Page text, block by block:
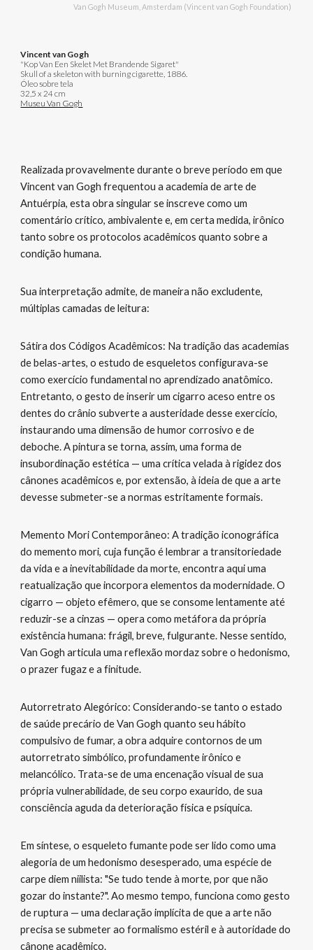
Van Gogh Museum, Amsterdam (Vincent van Gogh Foundation)
Vincent van Gogh
"Kop Van Een Skelet Met Brandende Sigaret"
Skull of a skeleton with burning cigarette, 1886.
Óleo sobre tela
32,5 x 24 cm
Museu Van Gogh
Realizada provavelmente durante o breve período em que
Vincent van Gogh frequentou a academia de arte de
Antuérpia, esta obra singular se inscreve como um
comentário crítico, ambivalente e, em certa medida, irônico
tanto sobre os protocolos acadêmicos quanto sobre a
condição humana.
Sua interpretação admite, de maneira não excludente,
múltiplas camadas de leitura:
Sátira dos Códigos Acadêmicos: Na tradição das academias
de belas-artes, o estudo de esqueletos configurava-se
como exercício fundamental no aprendizado anatômico.
Entretanto, o gesto de inserir um cigarro aceso entre os
dentes do crânio subverte a austeridade desse exercício,
instaurando uma dimensão de humor corrosivo e de
deboche. A pintura se torna, assim, uma forma de
insubordinação estética — uma crítica velada à rigidez dos
cânones acadêmicos e, por extensão, à ideia de que a arte
devesse submeter-se a normas estritamente formais.
Memento Mori Contemporâneo: A tradição iconográfica
do memento mori, cuja função é lembrar a transitoriedade
da vida e a inevitabilidade da morte, encontra aqui uma
reatualização que incorpora elementos da modernidade. O
cigarro — objeto efêmero, que se consome lentamente até
reduzir-se a cinzas — opera como metáfora da própria
existência humana: frágil, breve, fulgurante. Nesse sentido,
Van Gogh articula uma reflexão mordaz sobre o hedonismo,
o prazer fugaz e a finitude.
Autorretrato Alegórico: Considerando-se tanto o estado
de saúde precário de Van Gogh quanto seu hábito
compulsivo de fumar, a obra adquire contornos de um
autorretrato simbólico, profundamente irônico e
melancólico. Trata-se de uma encenação visual de sua
própria vulnerabilidade, de seu corpo exaurido, de sua
consciência aguda da deterioração física e psíquica.
Em síntese, o esqueleto fumante pode ser lido como uma
alegoria de um hedonismo desesperado, uma espécie de
carpe diem niilista: "Se tudo tende à morte, por que não
gozar do instante?". Ao mesmo tempo, funciona como gesto
de ruptura — uma declaração implícita de que a arte não
precisa se submeter ao formalismo estéril e à autoridade do
cânone acadêmico.